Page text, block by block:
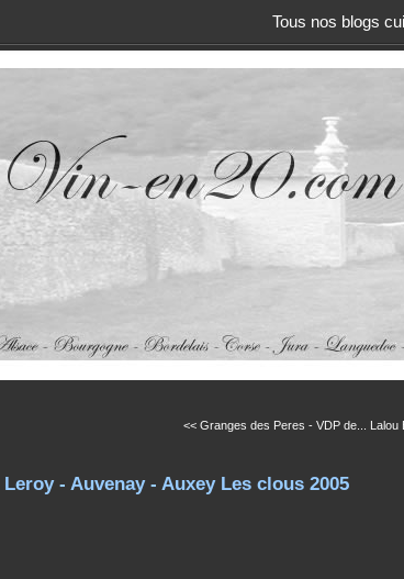
Tous nos blogs
<< Granges des Peres - VDP de... Lalou
- Auvenay - Auxey Les clous 2005